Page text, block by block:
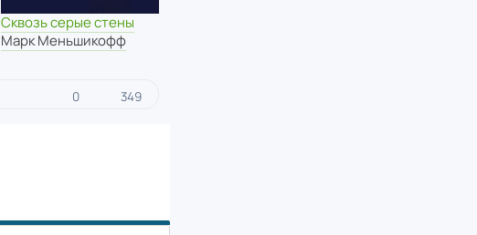
Сквозь серые стены
Марк Меньшикофф
0 349